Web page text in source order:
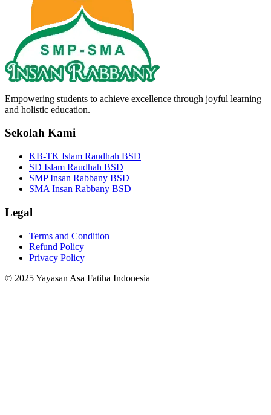
Empowering students to achieve excellence through joyful learning
and holistic education.
Sekolah Kami
KB-TK Islam Raudhah BSD
SD Islam Raudhah BSD
SMP Insan Rabbany BSD
SMA Insan Rabbany BSD
Legal
Terms and Condition
Refund Policy
Privacy Policy
© 2025 Yayasan Asa Fatiha Indonesia